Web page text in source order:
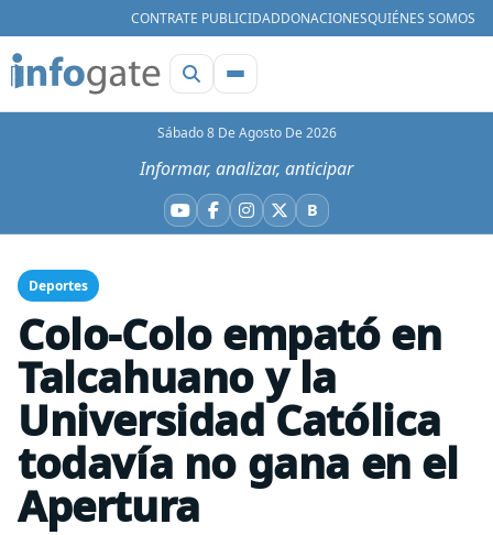
CONTRATE PUBLICIDADDONACIONESQUIÉNES SOMOS
Sábado 8 De Agosto De 2026
Informar, analizar, anticipar
YouTube
Facebook
Instagram
X BBluesky
Deportes
Colo-Colo empató en
Talcahuano y la
Universidad Católica
todavía no gana en el
Apertura